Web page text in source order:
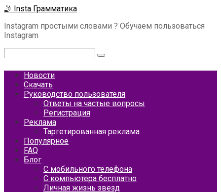
Перейти
контенту
🤳 Insta Грамматика
Instagram простыми словами ? Обучаем пользоваться
Instagram
Новости
Скачать
Руководство пользователя
Ответы на частые вопросы
Регистрация
Реклама
Таргетированная реклама
Популярное
FAQ
Блог
С мобильного телефона
С компьютера бесплатно
Личная жизнь звезд